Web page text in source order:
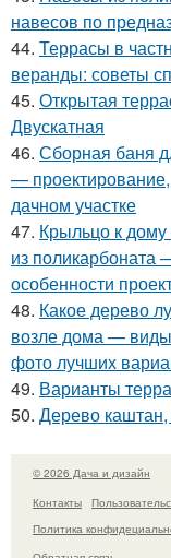
навесов по
44. Террасы в
веранды: советы
45. Открытая
Двускатная
46. Сборная баня
—
дачном участке
47. Крыльцо к
из поликарбоната
особенности
48. Какое дерево
возле дома —
фото лучших
49. Варианты
50. Дерево каштан,
© 2026 Дача и дизайн
Контакты
Политика